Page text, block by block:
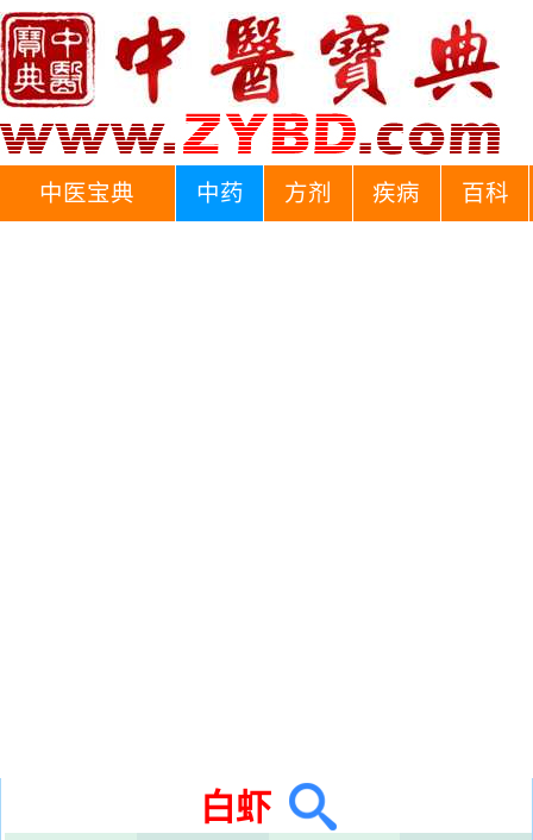
中医宝典 中药 方剂 疾病 百科
白虾